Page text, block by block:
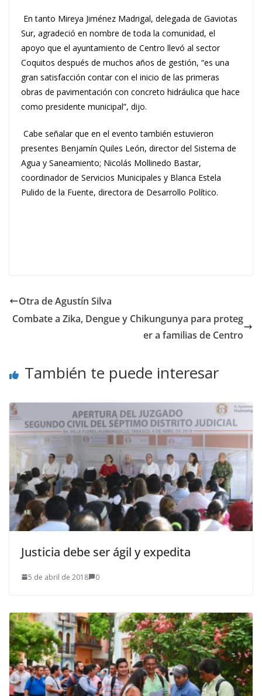
En tanto Mireya Jiménez Madrigal, delegada de Gaviotas
Sur, agradeció en nombre de toda la comunidad, el
apoyo que el ayuntamiento de Centro llevó al sector
Coquitos después de muchos años de gestión, “es una
gran satisfacción contar con el inicio de las primeras
obras de pavimentación con concreto hidráulica que hace
como presidente municipal”, dijo.
Cabe señalar que en el evento también estuvieron
presentes Benjamín Quiles León, director del Sistema de
Agua y Saneamiento; Nicolás Mollinedo Bastar,
coordinador de Servicios Municipales y Blanca Estela
Pulido de la Fuente, directora de Desarrollo Político.
Otra de Agustín Silva
Combate a Zika, Dengue y Chikungunya para proteg
er a familias de Centro
También te puede interesar
Justicia debe ser ágil y expedita
5 de abril de 2018 0